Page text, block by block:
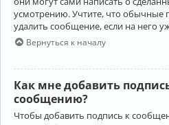
усмотрению. Учтите, что обычные
удалить сообщение, если на него
Вернуться к началу
Как мне добавить
сообщению?
Чтобы добавить подпись к